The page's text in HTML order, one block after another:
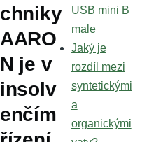
chniky
AARO
N je v
insolv
enčím
USB mini B
male
Jaký je
rozdíl mezi
syntetickými
a
organickými